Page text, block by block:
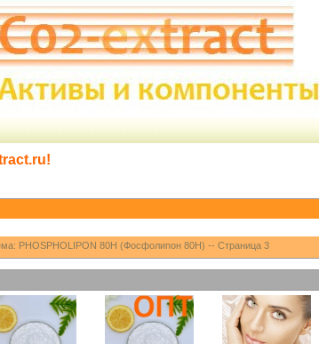
PHOSPHOLIPON 80H (Фосфолипон 80H) -- Страница 3